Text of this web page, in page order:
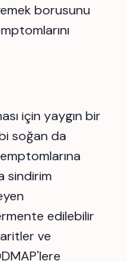
borusunu
için yaygın bir
soğan da
sindirim
edilebilir
ve